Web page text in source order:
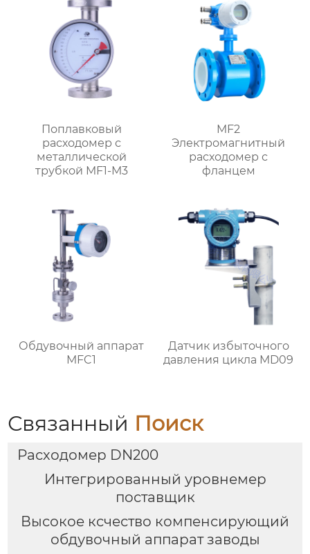
Поплавковый
расходомер с
металлической
трубкой MF1-M3
MF2
Электромагнитный
расходомер с
фланцем
Обдувочный аппарат
MFC1
Датчик избыточного
давления цикла MD09
Связанный Поиск
Расходомер DN200
Интегрированный уровнемер
поставщик
Высокое ксчество компенсирующий
обдувочный аппарат заводы